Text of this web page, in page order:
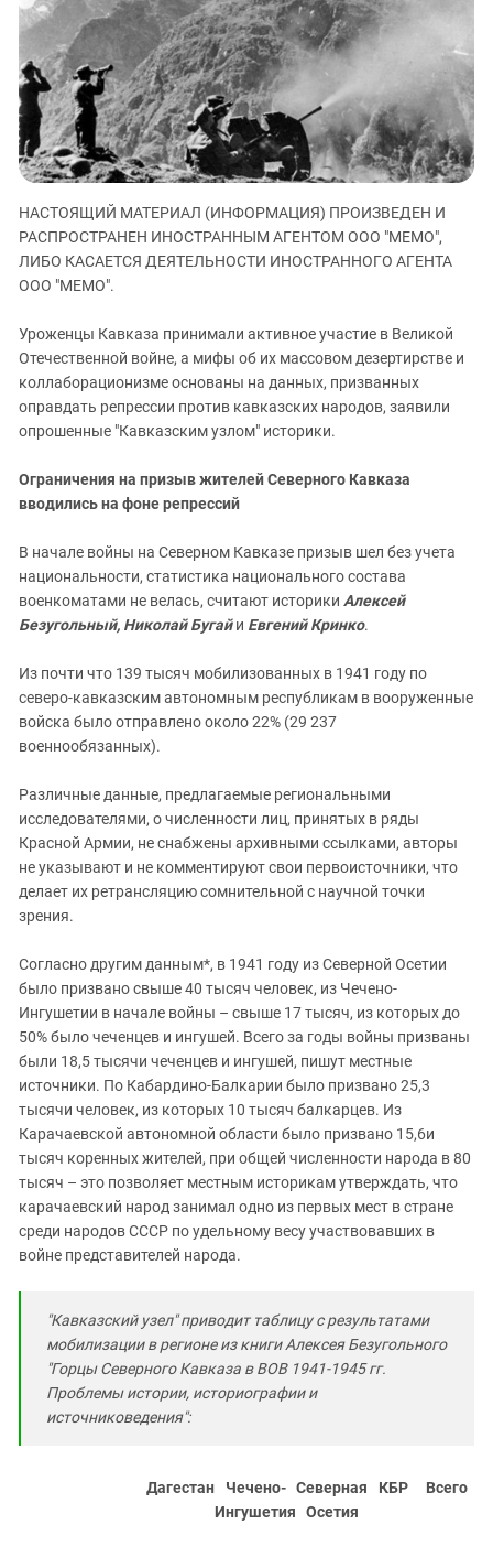
ЗАСТАВЛЯЕТ
КАВКАЗ ЗА ПАЛЕСТИНУ
ИНАКОМЫСЛИЕ В ЧЕЧНЕ
ПРЕСЛЕДОВАНИЕ АКТИВИСТОВ
МОБИЛИЗАЦИЯ И ПРОТЕСТЫ
Дагестан
Ингушетия
Кабардино-Балкария
Калмыкия
Карачаево-Черкесия
Нагорный Карабах
Российская Федерация
Ростовская область
Северная Осетия - Алания
СКФО
Ставропольский край
Чечня
Южный Кавказ
НАСТОЯЩИЙ МАТЕРИАЛ (ИНФОРМАЦИЯ) ПРОИЗВЕДЕН И
РАСПРОСТРАНЕН ИНОСТРАННЫМ АГЕНТОМ ООО "МЕМО",
ЛИБО КАСАЕТСЯ ДЕЯТЕЛЬНОСТИ ИНОСТРАННОГО АГЕНТА
ООО "МЕМО".
Уроженцы Кавказа принимали активное участие в Великой
Отечественной войне, а мифы об их массовом дезертирстве и
коллаборационизме основаны на данных, призванных
оправдать репрессии против кавказских народов, заявили
опрошенные "Кавказским узлом" историки.
Ограничения на призыв жителей Северного Кавказа
вводились на фоне репрессий
В начале войны на Северном Кавказе призыв шел без учета
национальности, статистика национального состава
военкоматами не велась, считают историки Алексей
Безугольный, Николай Бугайи Евгений Кринко.
Из почти что 139 тысяч мобилизованных в 1941 году по
северо-кавказским автономным республикам в вооруженные
войска было отправлено около 22% (29 237
военнообязанных).
Различные данные, предлагаемые региональными
исследователями, о численности лиц, принятых в ряды
Красной Армии, не снабжены архивными ссылками, авторы
не указывают и не комментируют свои первоисточники, что
делает их ретрансляцию сомнительной с научной точки
зрения.
Согласно другим данным*, в 1941 году из Северной Осетии
было призвано свыше 40 тысяч человек, из Чечено-
Ингушетии в начале войны – свыше 17 тысяч, из которых до
50% было чеченцев и ингушей. Всего за годы войны призваны
были 18,5 тысячи чеченцев и ингушей, пишут местные
источники. По Кабардино-Балкарии было призвано 25,3
тысячи человек, из которых 10 тысяч балкарцев. Из
Карачаевской автономной области было призвано 15,6и
тысяч коренных жителей, при общей численности народа в 80
тысяч – это позволяет местным историкам утверждать, что
карачаевский народ занимал одно из первых мест в стране
среди народов СССР по удельному весу участвовавших в
войне представителей народа.
"Кавказский узел" приводит таблицу с результатами
мобилизации в регионе из книги Алексея Безугольного
"Горцы Северного Кавказа в ВОВ 1941-1945 гг.
Проблемы истории, историографии и
источниковедения":
Дагестан
Чечено-
Ингушетия
Северная
Осетия
КБР Всего